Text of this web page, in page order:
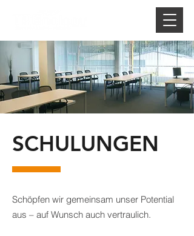
SCHULUNGEN
Schöpfen wir gemeinsam unser Potential
aus – auf Wunsch auch vertraulich.